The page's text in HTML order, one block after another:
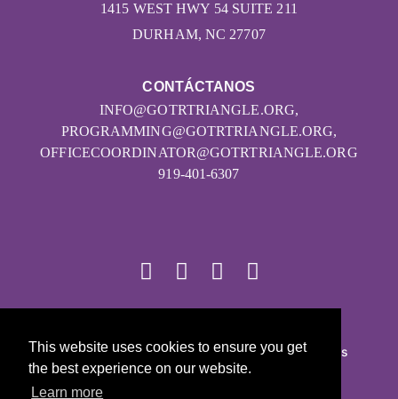
This website uses cookies to ensure you get
the best experience on our website.
Learn more
CONTÁCTANOS
INFO@GOTRTRIANGLE.ORG,
PROGRAMMING@GOTRTRIANGLE.ORG,
OFFICECOORDINATOR@GOTRTRIANGLE.ORG
919-401-6307
1415 WEST HWY 54 SUITE 211
DURHAM, NC 27707
Girls on the Run - Todos los derechos reservados
POLÍTICA DE PRIVACIDAD